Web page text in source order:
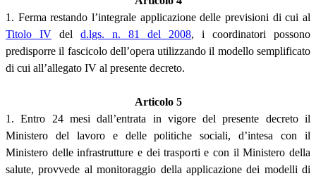
1. Ferma restando l’integrale applicazione delle previsioni di cui al
Titolo IV del d.lgs. n. 81 del 2008, i coordinatori possono
predisporre il fascicolo dell’opera utilizzando il modello semplificato
di cui all’allegato IV al presente decreto.
Articolo 5
1. Entro 24 mesi dall’entrata in vigore del presente decreto il
Ministero del lavoro e delle politiche sociali, d’intesa con il
Ministero delle infrastrutture e dei trasporti e con il Ministero della
salute, provvede al monitoraggio della applicazione dei modelli di